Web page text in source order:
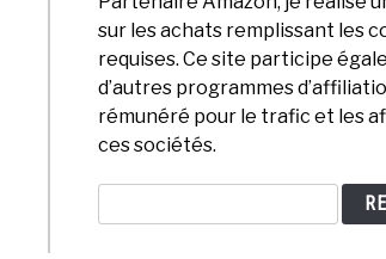
sur les achats remplissant les
requises. Ce site participe
d’autres programmes
rémunéré pour le trafic et les
ces sociétés.